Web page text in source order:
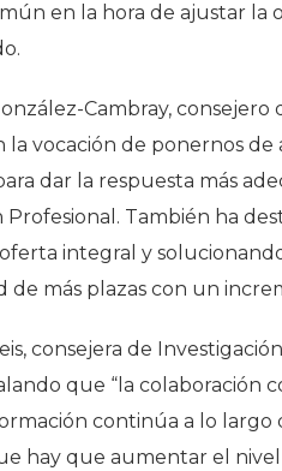
en la hora de ajustar la
Cambray,
vocación de ponernos
dar la respuesta más
Profesional. También ha
integral y
de más plazas con un
consejera de
que “la colaboración
continúa a lo largo
hay que aumentar el